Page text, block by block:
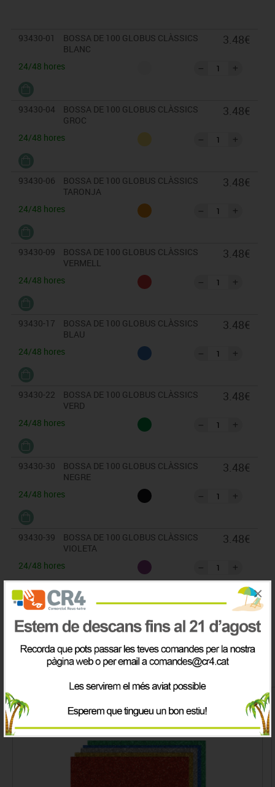
×
93430-01
BOSSA DE 100 GLOBUS CLÀSSICS
BLANC
24/48 hores
3.48€
93430-04
BOSSA DE 100 GLOBUS CLÀSSICS
GROC
24/48 hores
3.48€
93430-06
BOSSA DE 100 GLOBUS CLÀSSICS
TARONJA
24/48 hores
3.48€
93430-09
BOSSA DE 100 GLOBUS CLÀSSICS
VERMELL
24/48 hores
3.48€
93430-17
BOSSA DE 100 GLOBUS CLÀSSICS
BLAU
24/48 hores
3.48€
93430-22
BOSSA DE 100 GLOBUS CLÀSSICS
VERD
24/48 hores
3.48€
93430-30
BOSSA DE 100 GLOBUS CLÀSSICS
NEGRE
24/48 hores
3.48€
93430-39
BOSSA DE 100 GLOBUS CLÀSSICS
VIOLETA
24/48 hores
3.48€
IVA inclòs
Comprat conjuntament